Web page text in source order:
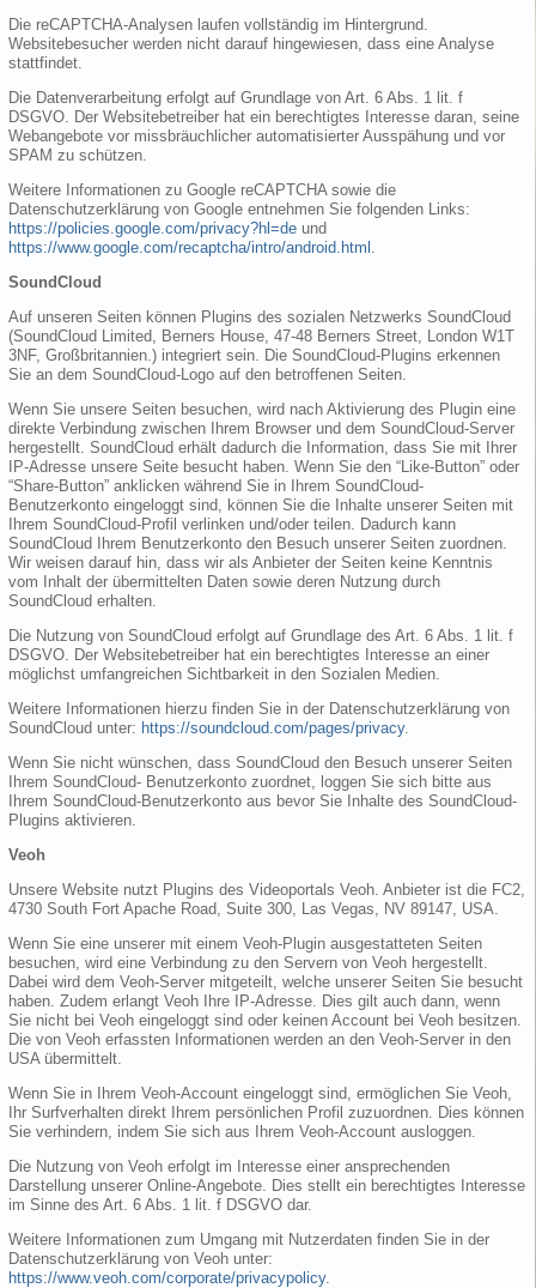
Die reCAPTCHA-Analysen laufen vollständig im Hintergrund.
Websitebesucher werden nicht darauf hingewiesen, dass eine Analyse
stattfindet.
Die Datenverarbeitung erfolgt auf Grundlage von Art. 6 Abs. 1 lit. f
DSGVO. Der Websitebetreiber hat ein berechtigtes Interesse daran, seine
Webangebote vor missbräuchlicher automatisierter Ausspähung und vor
SPAM zu schützen.
Weitere Informationen zu Google reCAPTCHA sowie die
Datenschutzerklärung von Google entnehmen Sie folgenden Links:
https://policies.google.com/privacy?hl=de und
https://www.google.com/recaptcha/intro/android.html
SoundCloud
Auf unseren Seiten können Plugins des sozialen Netzwerks SoundCloud
(SoundCloud Limited, Berners House, 47-48 Berners Street, London W1T
3NF, Großbritannien.) integriert sein. Die SoundCloud-Plugins erkennen
Sie an dem SoundCloud-Logo auf den betroffenen Seiten.
Wenn Sie unsere Seiten besuchen, wird nach Aktivierung des Plugin eine
direkte Verbindung zwischen Ihrem Browser und dem SoundCloud-Server
hergestellt. SoundCloud erhält dadurch die Information, dass Sie mit Ihrer
IP-Adresse unsere Seite besucht haben. Wenn Sie den “Like-Button” oder
“Share-Button” anklicken während Sie in Ihrem SoundCloud-
Benutzerkonto eingeloggt sind, können Sie die Inhalte unserer Seiten mit
Ihrem SoundCloud-Profil verlinken und/oder teilen. Dadurch kann
SoundCloud Ihrem Benutzerkonto den Besuch unserer Seiten zuordnen.
Wir weisen darauf hin, dass wir als Anbieter der Seiten keine Kenntnis
vom Inhalt der übermittelten Daten sowie deren Nutzung durch
SoundCloud erhalten.
Die Nutzung von SoundCloud erfolgt auf Grundlage des Art. 6 Abs. 1 lit. f
DSGVO. Der Websitebetreiber hat ein berechtigtes Interesse an einer
möglichst umfangreichen Sichtbarkeit in den Sozialen Medien.
Weitere Informationen hierzu finden Sie in der Datenschutzerklärung von
SoundCloud unter: https://soundcloud.com/pages/privacy.
Wenn Sie nicht wünschen, dass SoundCloud den Besuch unserer Seiten
Ihrem SoundCloud- Benutzerkonto zuordnet, loggen Sie sich bitte aus
Ihrem SoundCloud-Benutzerkonto aus bevor Sie Inhalte des SoundCloud-
Plugins aktivieren.
Veoh
Unsere Website nutzt Plugins des Videoportals Veoh. Anbieter ist die FC2,
4730 South Fort Apache Road, Suite 300, Las Vegas, NV 89147, USA.
Wenn Sie eine unserer mit einem Veoh-Plugin ausgestatteten Seiten
besuchen, wird eine Verbindung zu den Servern von Veoh hergestellt.
Dabei wird dem Veoh-Server mitgeteilt, welche unserer Seiten Sie besucht
haben. Zudem erlangt Veoh Ihre IP-Adresse. Dies gilt auch dann, wenn
Sie nicht bei Veoh eingeloggt sind oder keinen Account bei Veoh besitzen.
Die von Veoh erfassten Informationen werden an den Veoh-Server in den
USA übermittelt.
Wenn Sie in Ihrem Veoh-Account eingeloggt sind, ermöglichen Sie Veoh,
Ihr Surfverhalten direkt Ihrem persönlichen Profil zuzuordnen. Dies können
Sie verhindern, indem Sie sich aus Ihrem Veoh-Account ausloggen.
Die Nutzung von Veoh erfolgt im Interesse einer ansprechenden
Darstellung unserer Online-Angebote. Dies stellt ein berechtigtes Interesse
im Sinne des Art. 6 Abs. 1 lit. f DSGVO dar.
Weitere Informationen zum Umgang mit Nutzerdaten finden Sie in der
Datenschutzerklärung von Veoh unter:
https://www.veoh.com/corporate/privacypolicy.